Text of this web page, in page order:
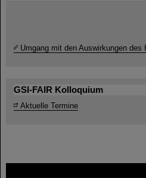
Umgang mit den Auswirkungen des
GSI-FAIR Kolloquium
Aktuelle Termine